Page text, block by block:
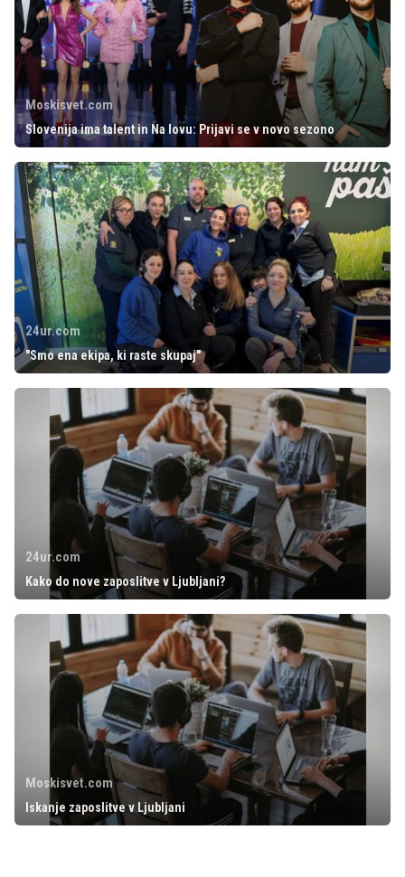
Moskisvet.com
Slovenija ima talent in Na lovu: Prijavi se v novo sezono
24ur.com
"Smo ena ekipa, ki raste skupaj"
24ur.com
Kako do nove zaposlitve v Ljubljani?
Moskisvet.com
Iskanje zaposlitve v Ljubljani